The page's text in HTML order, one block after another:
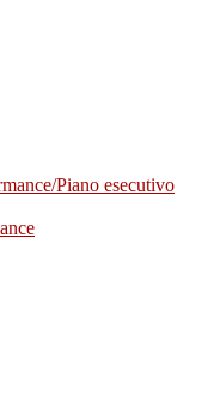
Piano esecutivo